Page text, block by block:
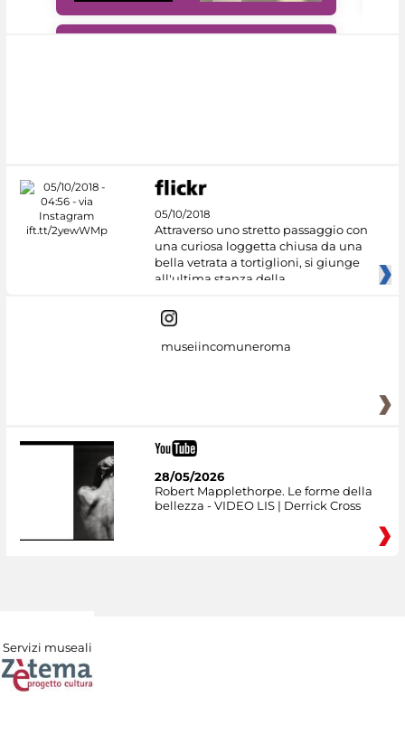
05/10/2018
Attraverso uno stretto passaggio con
una curiosa loggetta chiusa da una
bella vetrata a tortiglioni, si giunge
all'ultima stanza della
museiincomuneroma
28/05/2026
Robert Mapplethorpe. Le forme della
bellezza - VIDEO LIS | Derrick Cross
Servizi museali